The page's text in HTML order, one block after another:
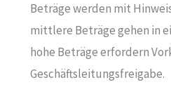
Beträge werden mit
mittlere Beträge gehen in
hohe Beträge erfordern
Geschäftsleitungsfreigabe.